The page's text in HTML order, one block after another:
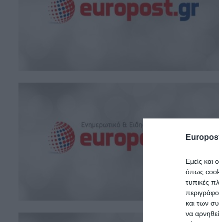
Εμείς
όπως
τυπικές
και των
να